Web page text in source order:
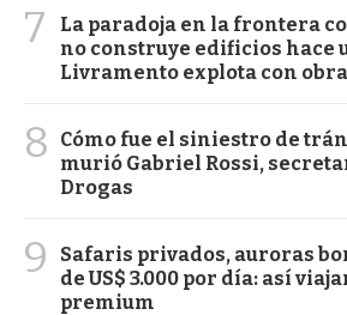
7
La paradoja en la frontera
no construye edificios hace
Livramento explota con
8
Cómo fue el siniestro de
murió Gabriel Rossi,
Drogas
9
Safaris privados, auroras
de US$ 3.000 por día: así
premium